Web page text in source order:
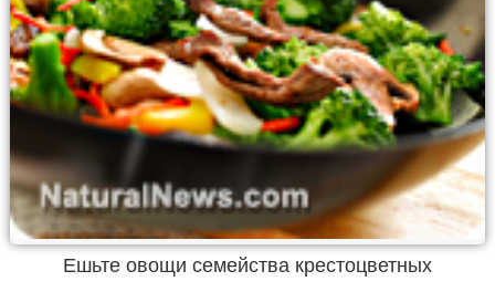
Ешьте овощи семейства крестоцветных